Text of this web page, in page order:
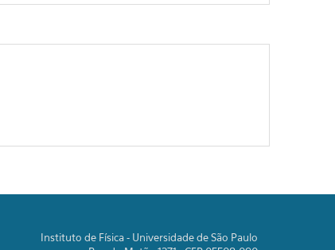
Instituto de Física - Universidade de São Paulo